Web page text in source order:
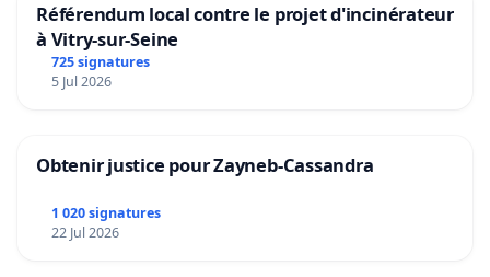
Référendum local contre le projet d'incinérateur
à Vitry-sur-Seine
725 signatures
5 Jul 2026
Obtenir justice pour Zayneb-Cassandra
1 020 signatures
22 Jul 2026